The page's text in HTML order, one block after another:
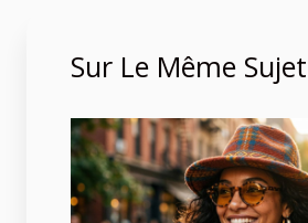
Sur Le Même Sujet